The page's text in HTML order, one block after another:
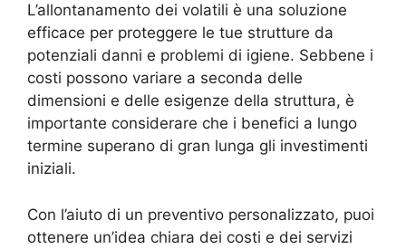
L’allontanamento dei volatili è una soluzione
efficace per proteggere le tue strutture da
potenziali danni e problemi di igiene. Sebbene i
costi possono variare a seconda delle
dimensioni e delle esigenze della struttura, è
importante considerare che i benefici a lungo
termine superano di gran lunga gli investimenti
iniziali.
Con l’aiuto di un preventivo personalizzato, puoi
ottenere un’idea chiara dei costi e dei servizi